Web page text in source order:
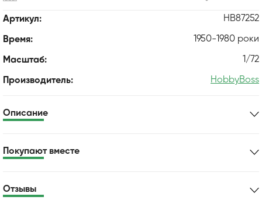
Артикул: HB87252
Время: 1950-1980 роки
Масштаб: 1/72
Производитель: HobbyBoss
Описание
Покупают вместе
Отзывы